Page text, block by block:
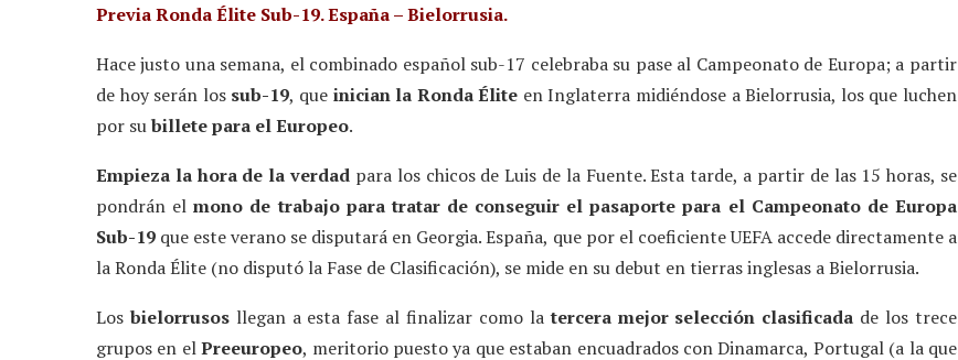
Previa Ronda Élite Sub-19. España – Bielorrusia.
Hace justo una semana, el combinado español sub-17 celebraba su pase al Campeonato de Europa; a partir
de hoy serán los sub-19, que inician la Ronda Élite en Inglaterra midiéndose a Bielorrusia, los que luchen
por subillete para el Europeo.
Empieza la hora de la verdad para los chicos de Luis de la Fuente. Esta tarde, a partir de las 15 horas, se
pondrán elmono de trabajo para tratar de conseguir el pasaporte para el Campeonato de Europa
Sub-19 que este verano se disputará en Georgia. España, que por el coeficiente UEFA accede directamente a
la Ronda Élite (no disputó la Fase de Clasificación), se mide en su debut en tierras inglesas a Bielorrusia.
Los bielorrusosllegan a esta fase al finalizar como latercera mejor selección clasificada de los trece
grupos en elPreeuropeo, meritorio puesto ya que estaban encuadrados con Dinamarca, Portugal (a la que